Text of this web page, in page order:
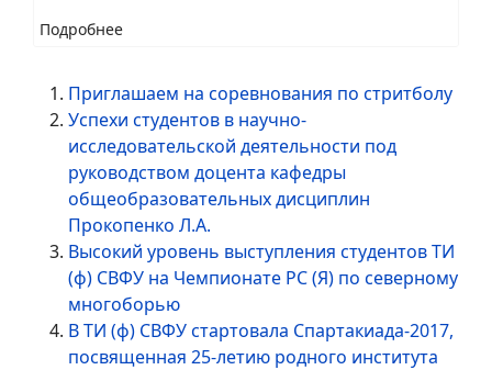
Подробнее
Приглашаем на соревнования по стритболу
Успехи студентов в научно-
исследовательской деятельности под
руководством доцента кафедры
общеобразовательных дисциплин
Прокопенко Л.А.
Высокий уровень выступления студентов ТИ
(ф) СВФУ на Чемпионате РС (Я) по северному
многоборью
В ТИ (ф) СВФУ стартовала Спартакиада-2017,
посвященная 25-летию родного института